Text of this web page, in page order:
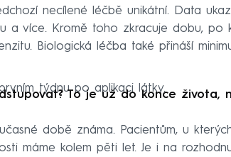
necílené léčbě unikátní. Data
a více. Kromě toho zkracuje dobu, po
Biologická léčba také přináší
týdnu po aplikaci látky.
To je už do konce života,
době známa. Pacientům, u
máme kolem pěti let. Je i na